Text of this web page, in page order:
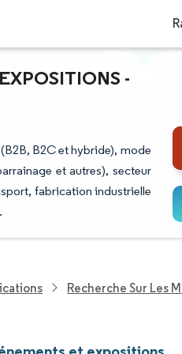
-
B2C et hybride), mode
et autres), secteur
fabrication industrielle
Recherche Sur Les